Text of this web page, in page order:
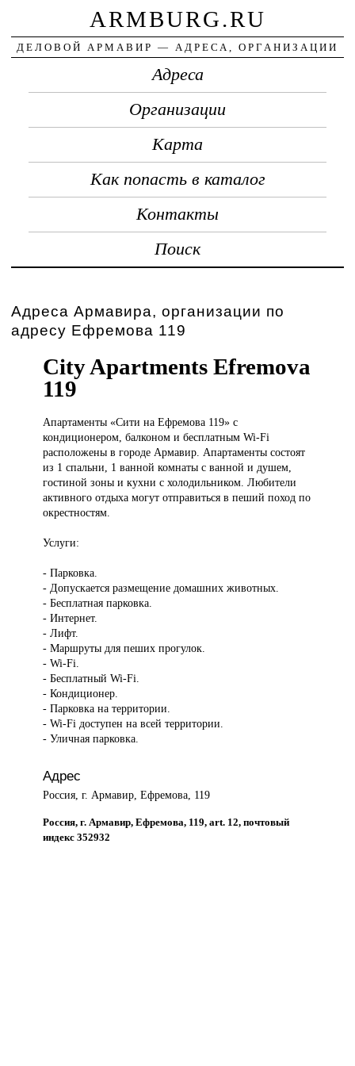
ARMBURG.RU
ДЕЛОВОЙ АРМАВИР — АДРЕСА, ОРГАНИЗАЦИИ
Адреса
Организации
Карта
Как попасть в каталог
Контакты
Поиск
Адреса Армавира, организации по
адресу Ефремова 119
City Apartments Efremova
119
Апартаменты «Ситина Ефремова 119» с
кондиционером, балконом и бесплатным Wi-Fi
расположены в городе Армавир. Апартаменты состоят
из 1 спальни, 1 ванной комнаты с ванной и душем,
гостиной зоны и кухни с холодильником. Любители
активного отдыха могут отправиться в пеший поход по
окрестностям.
Услуги:
- Парковка.
- Допускается размещение домашних животных.
- Бесплатная парковка.
- Интернет.
- Лифт.
- Маршруты для пеших прогулок.
- Wi-Fi.
- Бесплатный Wi-Fi.
- Кондиционер.
- Парковка на территории.
- Wi-Fi доступен на всей территории.
- Уличная парковка.
Адрес
Россия, г. Армавир, Ефремова, 119
Россия, г. Армавир, Ефремова, 119, art. 12, почтовый
индекс 352932